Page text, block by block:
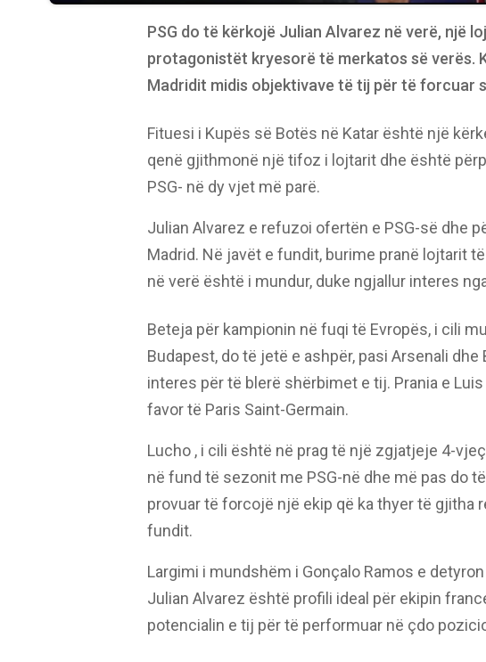
PSG do të kërkojë Julian Alvarez në verë, një
protagonistët kryesorë të merkatos së verës.
Madridit midis objektivave të tij për të forcuar
Fituesi i Kupës së Botës në Katar është një
qenë gjithmonë një tifoz i lojtarit dhe është
PSG- në dy vjet më parë.
Julian Alvarez e refuzoi ofertën e PSG-së dhe
Madrid. Në javët e fundit, burime pranë lojtarit
në verë është i mundur, duke ngjallur interes
Beteja për kampionin në fuqi të Evropës, i cili
Budapest, do të jetë e ashpër, pasi Arsenali
interes për të blerë shërbimet e tij. Prania e
favor të Paris Saint-Germain.
Lucho , i cili është në prag të një zgjatjeje 4-
në fund të sezonit me PSG-në dhe më pas do
provuar të forcojë një ekip që ka thyer të gjitha
fundit.
Largimi i mundshëm i Gonçalo Ramos e
Julian Alvarez është profili ideal për ekipin
potencialin e tij për të performuar në çdo